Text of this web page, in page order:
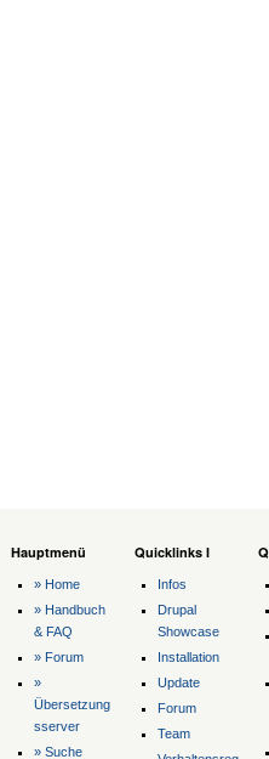
Hauptmenü
» Home
» Handbuch
& FAQ
» Forum
»
Übersetzung
sserver
» Suche
Quicklinks I
Infos
Drupal
Showcase
Installation
Update
Forum
Team